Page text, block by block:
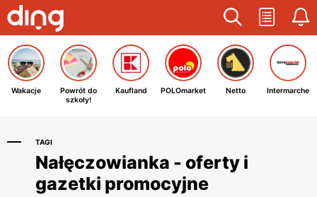
Wakacje
Powrót do
szkoły!
Kaufland POLOmarket Netto Intermarche
TAGI
Nałęczowianka - oferty i
gazetki promocyjne